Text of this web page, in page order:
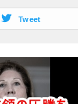
Tweet